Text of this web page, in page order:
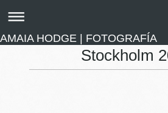
AMAIA HODGE | FOTOGRAFÍA
Stockholm